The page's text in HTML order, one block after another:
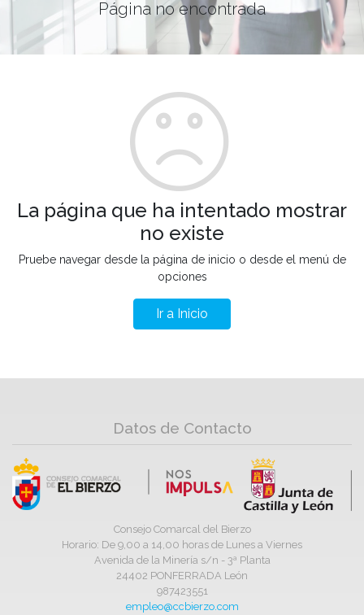
Página no encontrada
La página que ha intentado mostrar
no existe
Pruebe navegar desde la página de inicio o desde el menú de
opciones
Ir a Inicio
Datos de Contacto
Consejo Comarcal del Bierzo
Horario: De 9,00 a 14,00 horas de Lunes a Viernes
Avenida de la Minería s/n - 3ª Planta
24402 PONFERRADA León
987423551
empleo@ccbierzo.com